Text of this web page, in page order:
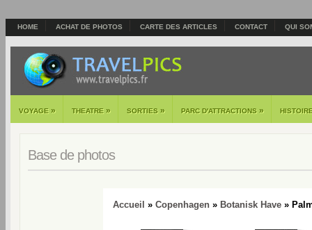
HOME ACHAT DE PHOTOS CARTE DES ARTICLES CONTACT QUI
VOYAGE » THEATRE » SORTIES » PARC D'ATTRACTIONS »
Base de photos
Accueil » Copenhagen» Botanisk Have»